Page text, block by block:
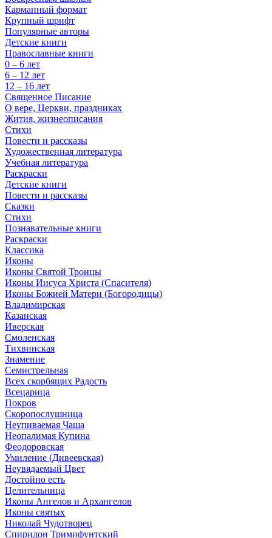
Карманный формат
Крупный шрифт
Популярные авторы
Детские книги
Православные книги
0 – 6 лет
6 – 12 лет
12 – 16 лет
Священное Писание
О вере, Церкви, праздниках
Жития, жизнеописания
Стихи
Повести и рассказы
Художественная литература
Учебная литература
Раскраски
Детские книги
Повести и рассказы
Сказки
Стихи
Познавательные книги
Раскраски
Классика
Иконы
Иконы Святой Троицы
Иконы Иисуса Христа (Спасителя)
Иконы Божией Матери (Богородицы)
Владимирская
Казанская
Иверская
Смоленская
Тихвинская
Знамение
Семистрельная
Всех скорбящих Радость
Всецарица
Покров
Скоропослушница
Неупиваемая Чаша
Неопалимая Купина
Феодоровская
Умиление (Дивеевская)
Неувядаемый Цвет
Достойно есть
Целительница
Иконы Ангелов и Архангелов
Иконы святых
Николай Чудотворец
Спиридон Тримифунтский